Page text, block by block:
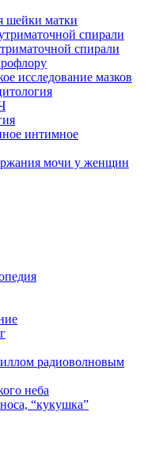
шейки матки
спирали
спирали
исследование мазков
интимное
мочи у женщин
радиоволновым
неба
“кукушка”